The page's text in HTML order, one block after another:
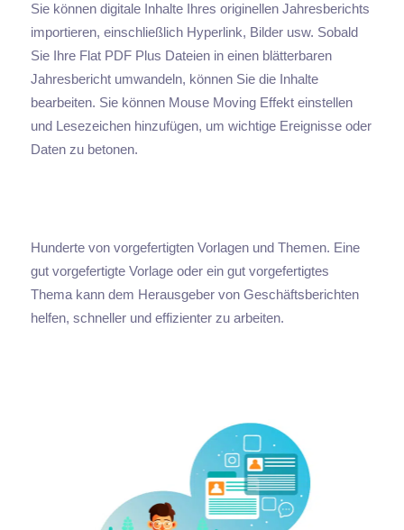
Sie können digitale Inhalte Ihres originellen Jahresberichts
importieren, einschließlich Hyperlink, Bilder usw. Sobald
Sie Ihre Flat PDF Plus Dateien in einen blätterbaren
Jahresbericht umwandeln, können Sie die Inhalte
bearbeiten. Sie können Mouse Moving Effekt einstellen
und Lesezeichen hinzufügen, um wichtige Ereignisse oder
Daten zu betonen.
Hunderte von vorgefertigten Vorlagen und Themen. Eine
gut vorgefertigte Vorlage oder ein gut vorgefertigtes
Thema kann dem Herausgeber von Geschäftsberichten
helfen, schneller und effizienter zu arbeiten.